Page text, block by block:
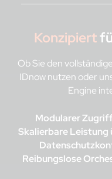
Konzipiert
Ob Sie den
IDnow nutzen oder
Engine
Modularer
Skalierbare Leistung
Reibungslose